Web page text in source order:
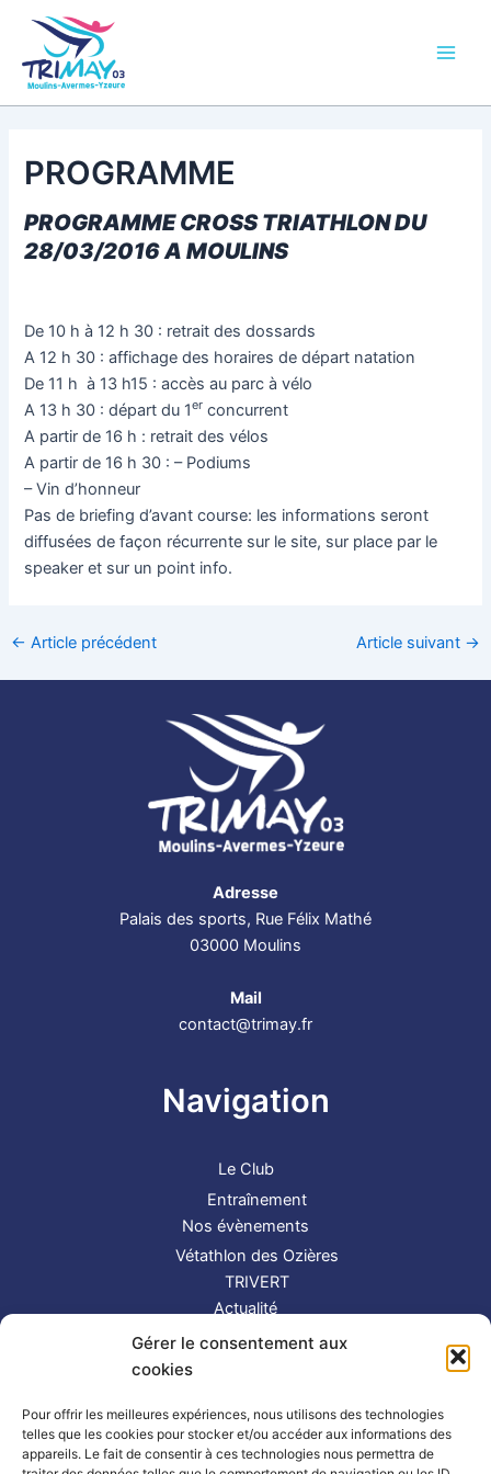
Gérer le consentement aux
cookies
Pour offrir les meilleures expériences, nous utilisons des technologies
telles que les cookies pour stocker et/ou accéder aux informations des
appareils. Le fait de consentir à ces technologies nous permettra de
contenu
PROGRAMME
PROGRAMMECROSS TRIATHLONDU
28/03/2016 A MOULINS
De 10 h à 12 h 30 : retrait des dossards
A 12 h 30 : affichage des horaires de départ natation
De 11 h à 13 h15 : accès au parc à vélo
A 13 h 30 : départ du 1er concurrent
A partir de 16 h : retrait des vélos
A partir de 16 h 30 : – Podiums
– Vin d’honneur
Pas de briefing d’avant course: les informations seront
diffusées de façon récurrente sur le site, sur place par le
speaker et sur un point info.
← Article précédent Article suivant →
Adresse
Palais des sports, Rue Félix Mathé
03000 Moulins
Mail
contact@trimay.fr
Navigation
Le Club
Entraînement
Nos évènements
Vétathlon des Ozières
TRIVERT
Actualité
Contact
Suivez-nous !